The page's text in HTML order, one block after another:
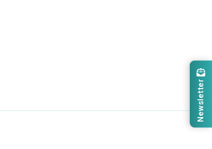
Newsletter